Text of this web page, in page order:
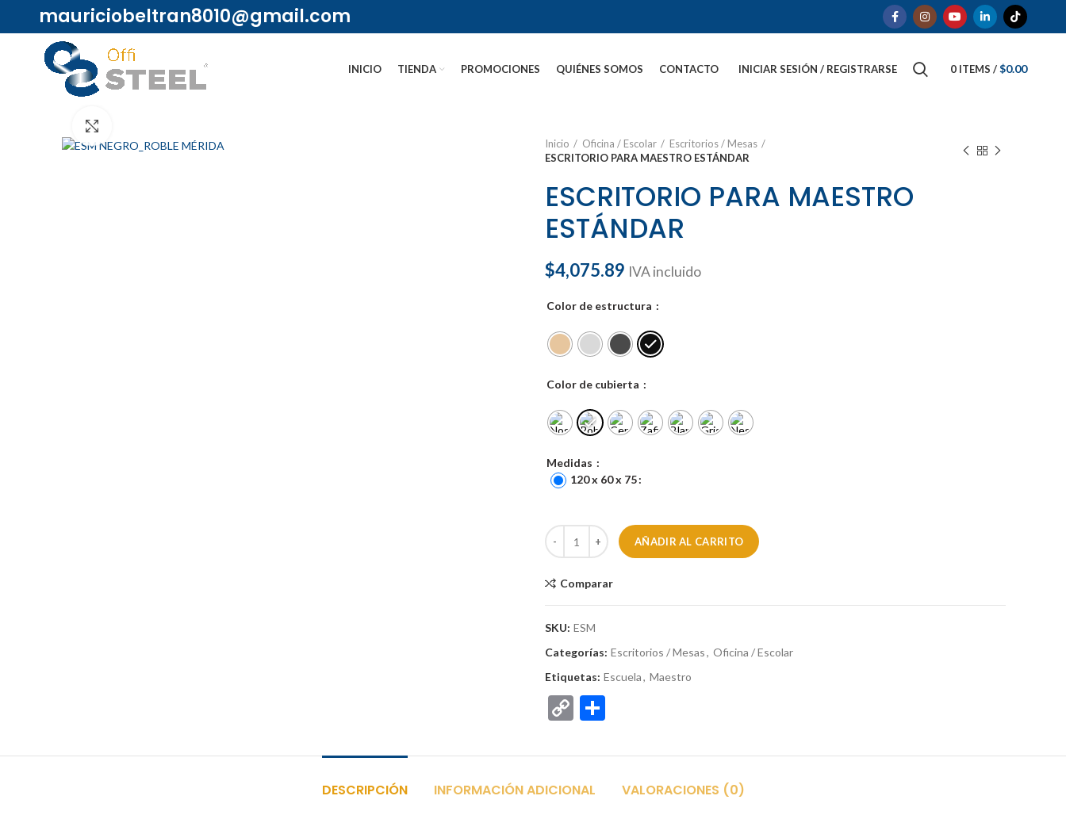
mauriciobeltran8010@gmail.com
INICIO TIENDA PROMOCIONES QUIÉNES SOMOS CONTACTO INICIAR SESIÓN / REGISTRARSE 0 ITEMS / $0.00
Inicio
Oficina / Escolar
Escritorios / Mesas
ESCRITORIO PARA MAESTRO ESTÁNDAR
ESCRITORIO PARA MAESTRO
ESTÁNDAR
$4,075.89 IVA incluido
Color de estructura
Color de cubierta
Medidas
120 x 60 x 75
AÑADIR AL CARRITO
Comparar
SKU: ESM
Categorías: Escritorios / Mesas, Oficina / Escolar
Etiquetas: Escuela, Maestro
Copy
DESCRIPCIÓN INFORMACIÓN ADICIONAL VALORACIONES (0)